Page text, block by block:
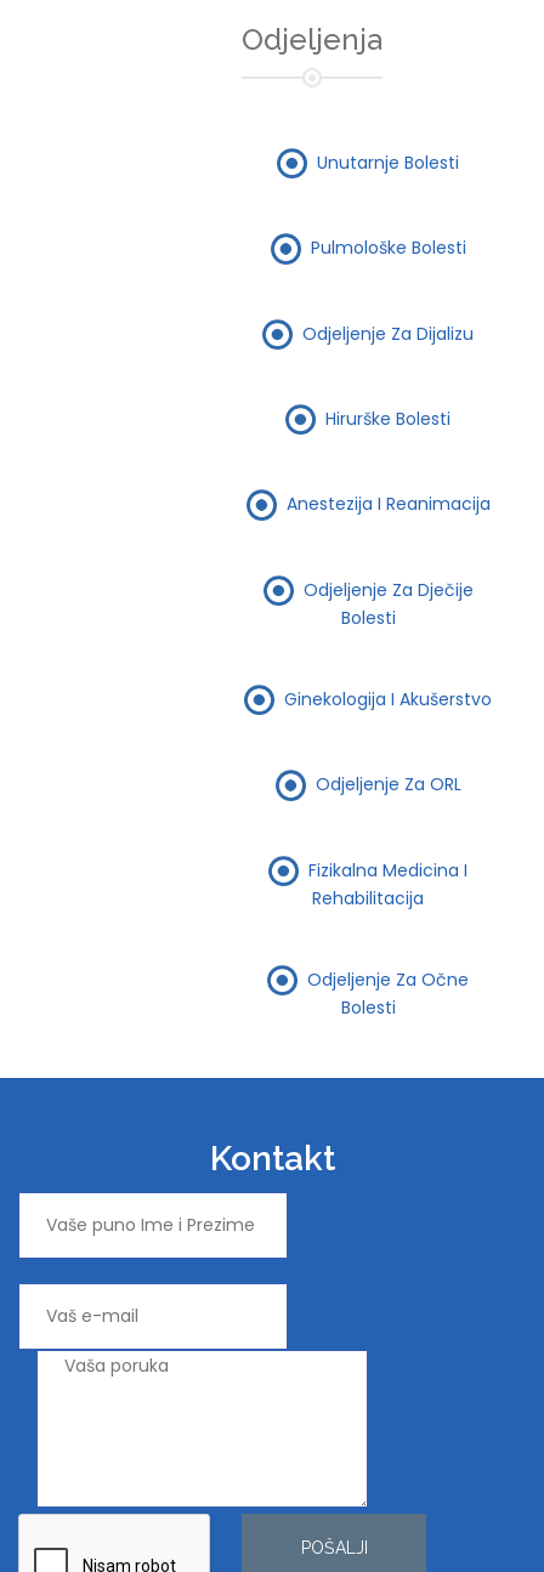
Odjeljenja
Unutarnje Bolesti
Pulmološke Bolesti
Odjeljenje Za Dijalizu
Hirurške Bolesti
Anestezija I Reanimacija
Odjeljenje Za Dječije
Bolesti
Ginekologija I Akušerstvo
Odjeljenje Za ORL
Fizikalna Medicina I
Rehabilitacija
Odjeljenje Za Očne
Bolesti
Kontakt
POŠALJI